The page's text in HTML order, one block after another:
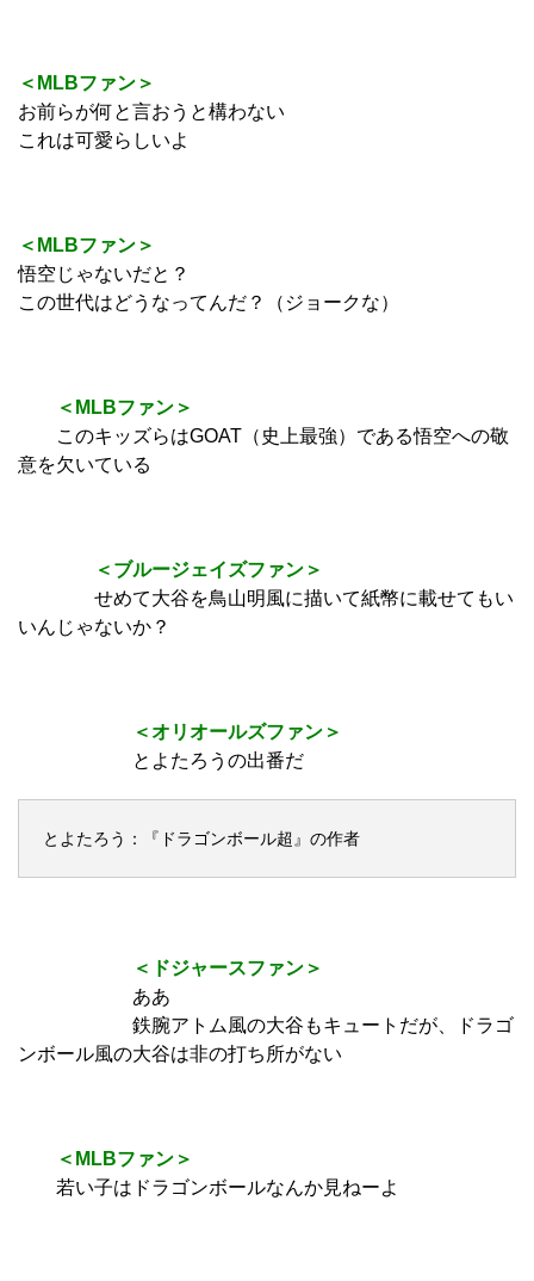
＜MLBファン＞
お前らが何と言おうと構わない
これは可愛らしいよ
＜MLBファン＞
悟空じゃないだと？
この世代はどうなってんだ？（ジョークな）
＜MLBファン＞
このキッズらはGOAT（史上最強）である悟空への敬
意を欠いている
＜ブルージェイズファン＞
せめて大谷を鳥山明風に描いて紙幣に載せてもい
いんじゃないか？
＜オリオールズファン＞
とよたろうの出番だ
とよたろう：『ドラゴンボール超』の作者
＜ドジャースファン＞
ああ
鉄腕アトム風の大谷もキュートだが、ドラゴ
ンボール風の大谷は非の打ち所がない
＜MLBファン＞
若い子はドラゴンボールなんか見ねーよ